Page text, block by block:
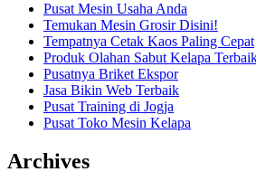
Pusat Mesin Usaha Anda
Temukan Mesin Grosir Disini!
Tempatnya Cetak Kaos Paling Cepat
Produk Olahan Sabut Kelapa
Pusatnya Briket Ekspor
Jasa Bikin Web Terbaik
Pusat Training di Jogja
Pusat Toko Mesin Kelapa
Archives